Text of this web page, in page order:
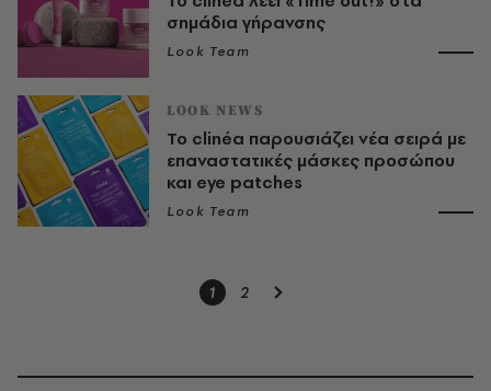
σημάδια γήρανσης
Look Team
LOOK NEWS
To clinéa παρουσιάζει νέα σειρά με
επαναστατικές μάσκες προσώπου
και eye patches
Look Team
1 2